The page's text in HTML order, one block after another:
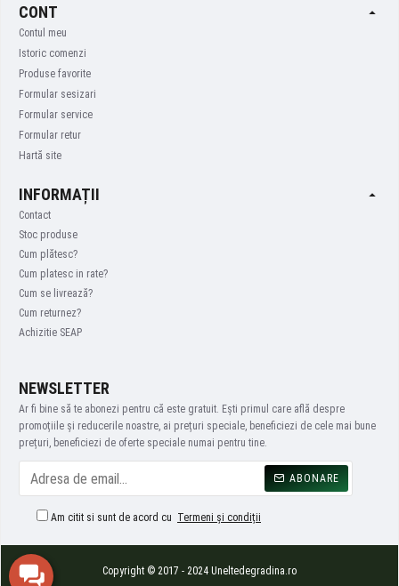
CONT
Contul meu
Istoric comenzi
Produse favorite
Formular sesizari
Formular service
Formular retur
Hartă site
INFORMAȚII
Contact
Stoc produse
Cum plătesc?
Cum platesc in rate?
Cum se livrează?
Cum returnez?
Achizitie SEAP
NEWSLETTER
Ar fi bine să te abonezi pentru că este gratuit. Ești primul care află despre
promoțiile și reducerile noastre, ai prețuri speciale, beneficiezi de cele mai bune
prețuri, beneficiezi de oferte speciale numai pentru tine.
ABONARE
Am citit si sunt de acord cu Termeni și condiții
Copyright © 2017 - 2024 Uneltedegradina.ro